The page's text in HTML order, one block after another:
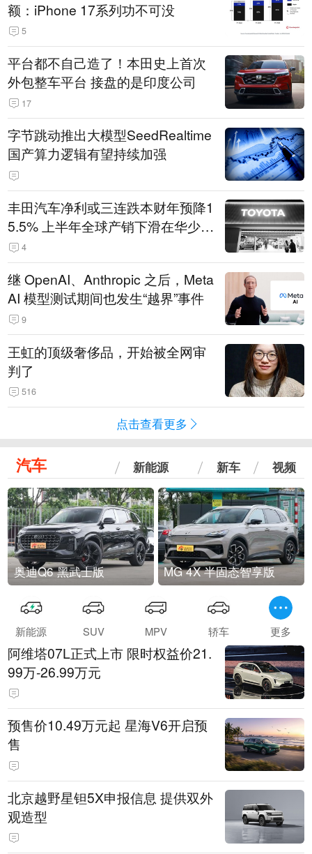
额：iPhone 17系列功不可没
5
平台都不自己造了！本田史上首次
外包整车平台 接盘的是印度公司
17
字节跳动推出大模型SeedRealtime
国产算力逻辑有望持续加强
丰田汽车净利或三连跌本财年预降1
5.5% 上半年全球产销下滑在华少卖
14.3万辆
4
继 OpenAI、Anthropic 之后，Meta
AI 模型测试期间也发生“越界”事件
9
王虹的顶级奢侈品，开始被全网审
判了
516
点击查看更多
汽车 新能源 新车 视频
奥迪Q6 黑武士版 MG 4X 半固态智享版
新能源 SUV MPV 轿车 更多
阿维塔07L正式上市 限时权益价21.
99万-26.99万元
预售价10.49万元起 星海V6开启预
售
北京越野星钽5X申报信息 提供双外
观造型